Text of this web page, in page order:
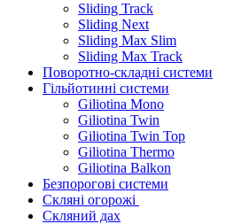
Sliding Track
Sliding Next
Sliding Max Slim
Sliding Max Track
Поворотно-складні системи
Гільйотинні системи
Giliotina Mono
Giliotina Twin
Giliotina Twin Top
Giliotina Thermo
Giliotina Balkon
Безпорогові системи
Скляні огорожі
Скляний дах